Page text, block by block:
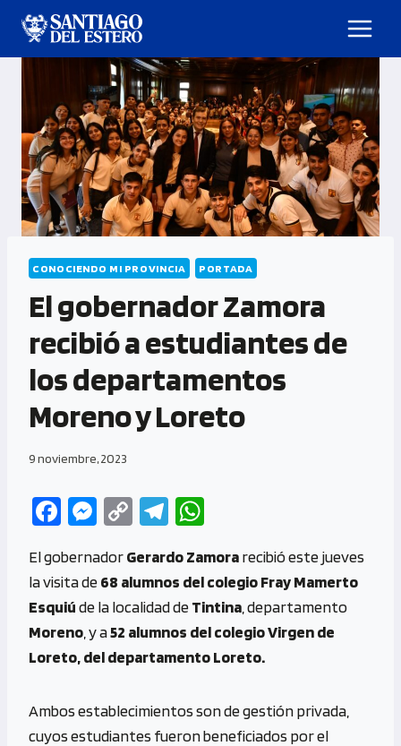
CONOCIENDO MI PROVINCIA PORTADA
El gobernador Zamora
recibió a estudiantes de
los departamentos
Moreno y Loreto
9 noviembre, 2023
Fa
b
o
o
k
M
se
n
g
er
C
py
Li
n
k
Te
gr
a
m
at
s
A
p
El gobernadorGerardo Zamorarecibió este jueves
la visita de68 alumnos del colegio Fray Mamerto
Esquiúde la localidad deTintina , departamento
Moreno , y a52 alumnos del colegio Virgen de
Loreto, del departamento Loreto.
Ambos establecimientos son de gestión privada,
cuyos estudiantes fueron beneficiados por el